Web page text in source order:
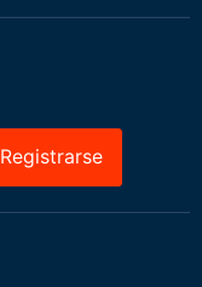
Registrarse